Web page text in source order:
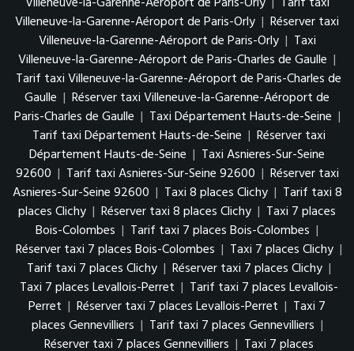
Villeneuve-la-Garenne-Aéroport de Paris-Orly | Réserver taxi
Villeneuve-la-Garenne-Aéroport de Paris-Orly | Taxi
Villeneuve-la-Garenne-Aéroport de Paris-Charles de Gaulle |
Tarif taxi Villeneuve-la-Garenne-Aéroport de Paris-Charles de
Gaulle | Réserver taxi Villeneuve-la-Garenne-Aéroport de
Paris-Charles de Gaulle | Taxi Département Hauts-de-Seine |
Tarif taxi Département Hauts-de-Seine | Réserver taxi
Département Hauts-de-Seine | Taxi Asnieres-Sur-Seine
92600 | Tarif taxi Asnieres-Sur-Seine 92600 | Réserver taxi
Asnieres-Sur-Seine 92600 | Taxi 8 places Clichy | Tarif taxi 8
places Clichy | Réserver taxi 8 places Clichy | Taxi 7 places
Bois-Colombes | Tarif taxi 7 places Bois-Colombes |
Réserver taxi 7 places Bois-Colombes | Taxi 7 places Clichy |
Tarif taxi 7 places Clichy | Réserver taxi 7 places Clichy |
Taxi 7 places Levallois-Perret | Tarif taxi 7 places Levallois-
Perret | Réserver taxi 7 places Levallois-Perret | Taxi 7
places Gennevilliers | Tarif taxi 7 places Gennevilliers |
Réserver taxi 7 places Gennevilliers | Taxi 7 places